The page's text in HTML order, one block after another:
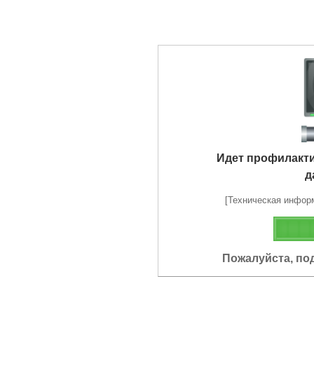
Идет
[Техническая
Пожалуйста,